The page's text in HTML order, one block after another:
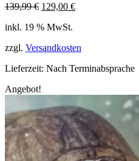
139,99€ Ursprünglicher
war:
129,00 €Aktueller
inkl. 19 % MwSt.
zzgl. Versandkosten
Lieferzeit: Nach Terminabsprache
Angebot!